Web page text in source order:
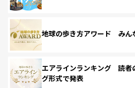
地球の歩き方アワード みん
エアラインランキング 読者
グ形式で発表